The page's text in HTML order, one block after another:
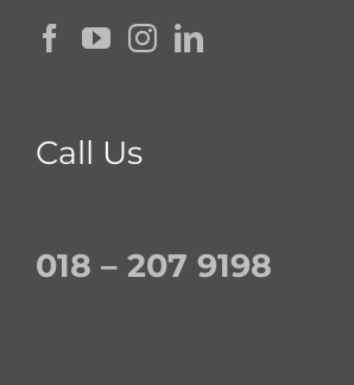
Call Us
018 – 207 9198